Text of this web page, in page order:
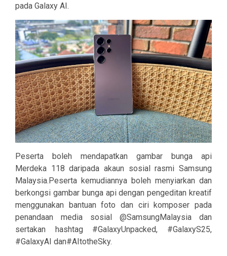
pada Galaxy AI.
Peserta boleh mendapatkan gambar bunga api
Merdeka 118 daripada akaun sosial rasmi Samsung
Malaysia.Peserta kemudiannya boleh menyiarkan dan
berkongsi gambar bunga api dengan pengeditan kreatif
menggunakan bantuan foto dan ciri komposer pada
penandaan media sosial @SamsungMalaysia dan
sertakan hashtag #GalaxyUnpacked, #GalaxyS25,
#GalaxyAI dan#AItotheSky.